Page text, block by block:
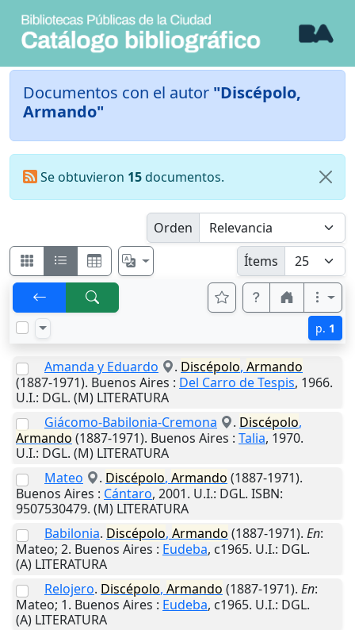
Documentos con el autor "Discépolo,
Armando"
Se obtuvieron 15documentos.
Orden
Ítems
p. 1
Amanda y Eduardo . Discépolo, Armando
(1887-1971). Buenos Aires : Del Carro de Tespis, 1966.
U.I.: DGL. (M) LITERATURA
Giácomo-Babilonia-Cremona
. Discépolo,
Armando (1887-1971). Buenos Aires : Talia, 1970.
U.I.: DGL. (M) LITERATURA
Mateo
. Discépolo, Armando (1887-1971).
Buenos Aires : Cántaro, 2001. U.I.: DGL. ISBN:
9507530479. (M) LITERATURA
Babilonia. Discépolo, Armando (1887-1971). En:
Mateo; 2. Buenos Aires : Eudeba, c1965. U.I.: DGL.
(A) LITERATURA
Relojero. Discépolo, Armando (1887-1971). En:
Mateo; 1. Buenos Aires : Eudeba, c1965. U.I.: DGL.
(A) LITERATURA